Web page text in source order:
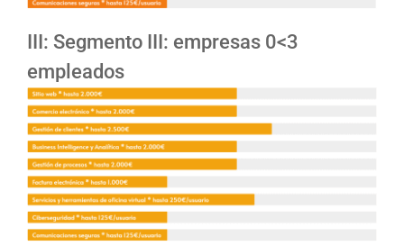
III: Segmento III: empresas 0<3
empleados